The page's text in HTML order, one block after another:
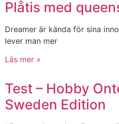
Plåtis med
Dreamer är kända för sina
lever man mer
Läs mer »
Test – Hobby
Sweden Edition